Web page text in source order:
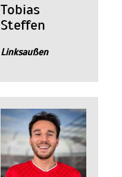
Tobias
Steffen
Linksaußen